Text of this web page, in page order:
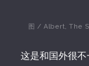
图 / Albert, The
这是和国外很